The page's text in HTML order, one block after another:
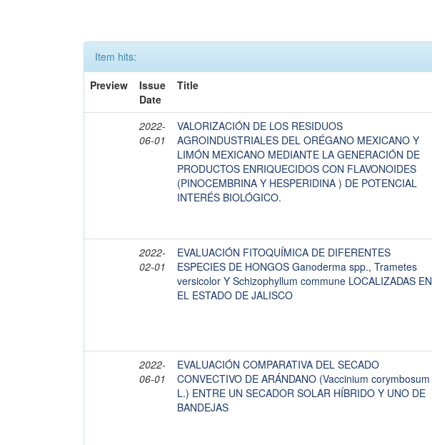
Item hits:
Preview
Issue
Date
Title
2022-
06-01
VALORIZACIÓN DE LOS RESIDUOS
AGROINDUSTRIALES DEL ORÉGANO MEXICANO Y
LIMÓN MEXICANO MEDIANTE LA GENERACIÓN DE
PRODUCTOS ENRIQUECIDOS CON FLAVONOIDES
(PINOCEMBRINA Y HESPERIDINA ) DE POTENCIAL
INTERÉS BIOLÓGICO.
2022-
02-01
EVALUACIÓN FITOQUÍMICA DE DIFERENTES
ESPECIES DE HONGOS Ganoderma spp., Trametes
versicolor Y Schizophyllum commune LOCALIZADAS EN
EL ESTADO DE JALISCO
2022-
06-01
EVALUACIÓN COMPARATIVA DEL SECADO
CONVECTIVO DE ARÁNDANO (Vaccinium corymbosum
L.) ENTRE UN SECADOR SOLAR HÍBRIDO Y UNO DE
BANDEJAS